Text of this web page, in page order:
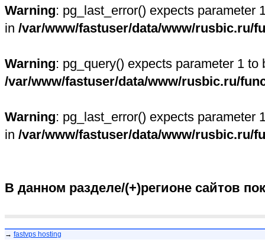
Warning: pg_last_error() expects parameter
in /var/www/fastuser/data/www/rusbic.ru/
Warning: pg_query() expects parameter 1
/var/www/fastuser/data/www/rusbic.ru/
Warning: pg_last_error() expects parameter
in /var/www/fastuser/data/www/rusbic.ru/
В данном разделе/(+)регионе сайтов
→ fastvps hosting